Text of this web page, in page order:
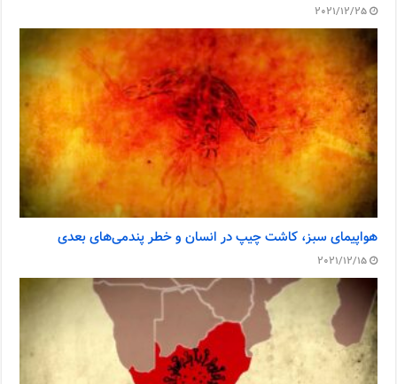
2021/12/25
هواپیمای سبز، کاشت چیپ در انسان و خطر پندمی‌های بعدی
2021/12/15